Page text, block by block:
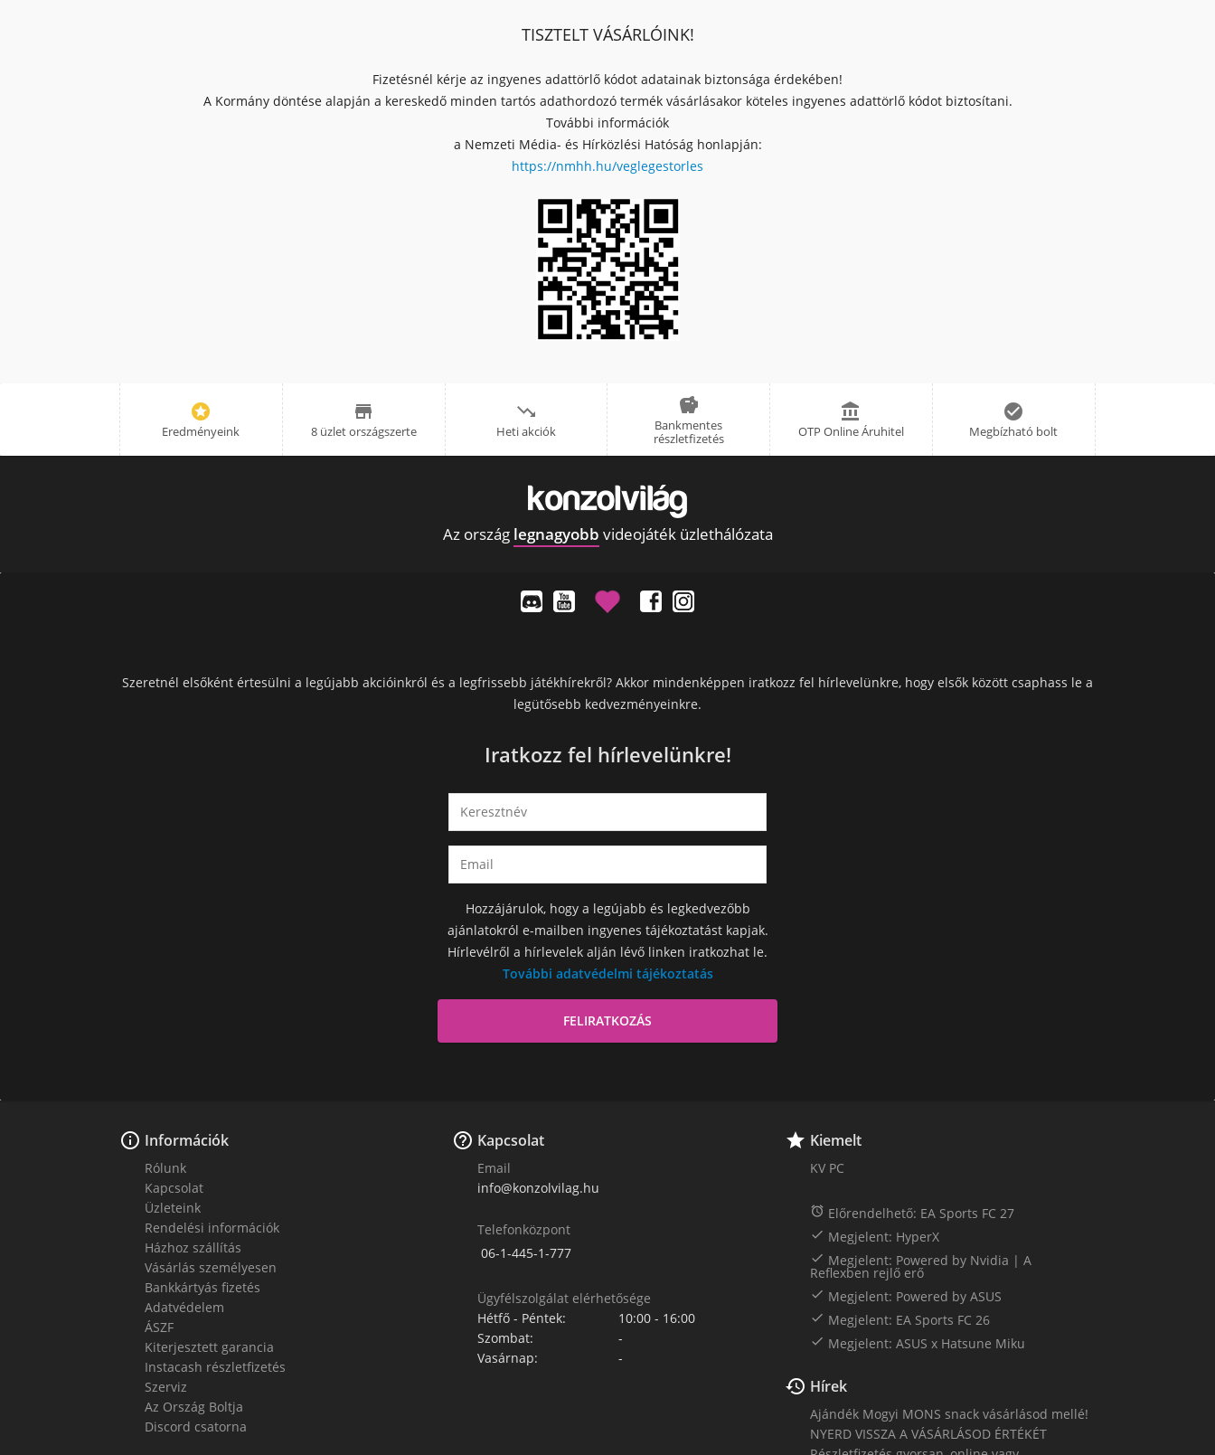
TISZTELT VÁSÁRLÓINK!
Fizetésnél kérje az ingyenes adattörlő kódot adatainak biztonsága érdekében!
A Kormány döntése alapján a kereskedő minden tartós adathordozó termék vásárlásakor köteles ingyenes adattörlő kódot biztosítani.
További információk
a Nemzeti Média- és Hírközlési Hatóság honlapján:
https://nmhh.hu/veglegestorles

Eredményeink

8 üzlet országszerte

Heti akciók

Bankmentes
részletfizetés

OTP Online Áruhitel

Megbízható bolt
Az ország legnagyobb videojáték üzlethálózata
Szeretnél elsőként értesülni a legújabb akcióinkról és a legfrissebb játékhírekről? Akkor mindenképpen iratkozz fel hírlevelünkre, hogy elsők között csaphass le a
legütősebb kedvezményeinkre.
Iratkozz fel hírlevelünkre!
Hozzájárulok, hogy a legújabb és legkedvezőbb
ajánlatokról e-mailben ingyenes tájékoztatást kapjak.
Hírlevélről a hírlevelek alján lévő linken iratkozhat le.
További adatvédelmi tájékoztatás
 Információk
Rólunk
Kapcsolat
Üzleteink
Rendelési információk
Házhoz szállítás
Vásárlás személyesen
Bankkártyás fizetés
Adatvédelem
ÁSZF
Kiterjesztett garancia
Instacash részletfizetés
Szerviz
Az Ország Boltja
Discord csatorna
 Kapcsolat
Email
info@konzolvilag.hu
Telefonközpont
06-1-445-1-777
Ügyfélszolgálat elérhetősége
Hétfő - Péntek:
10:00 - 16:00
Szombat:
-
Vasárnap:
-
 Kiemelt
KV PC
 Előrendelhető: EA Sports FC 27
 Megjelent: HyperX
 Megjelent: Powered by Nvidia | A
Reflexben rejlő erő
 Megjelent: Powered by ASUS
 Megjelent: EA Sports FC 26
 Megjelent: ASUS x Hatsune Miku
 Hírek
Ajándék Mogyi MONS snack vásárlásod mellé!
NYERD VISSZA A VÁSÁRLÁSOD ÉRTÉKÉT